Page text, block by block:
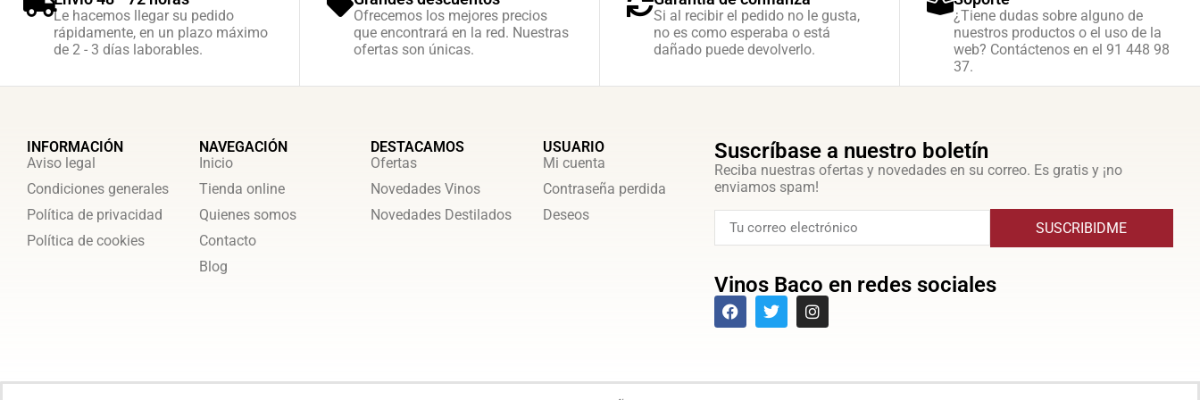
Le hacemos llegar su pedido
rápidamente, en un plazo máximo
de 2 - 3 días laborables.
Ofrecemos los mejores precios
que encontrará en la red. Nuestras
ofertas son únicas.
Si al recibir el pedido no le gusta,
no es como esperaba o está
dañado puede devolverlo.
¿Tiene dudas sobre alguno de
nuestros productos o el uso de la
web? Contáctenos en el 91 448 98
37.
INFORMACIÓN
Aviso legal
Condiciones generales
Política de privacidad
Política de cookies
NAVEGACIÓN
Inicio
Tienda online
Quienes somos
Contacto
Blog
DESTACAMOS
Ofertas
Novedades Vinos
Novedades Destilados
USUARIO
Mi cuenta
Contraseña perdida
Deseos
Suscríbase a nuestro boletín
Reciba nuestras ofertas y novedades en su correo. Es gratis y ¡no
enviamos spam!
SUSCRIBIDME
Vinos Baco en redes sociales